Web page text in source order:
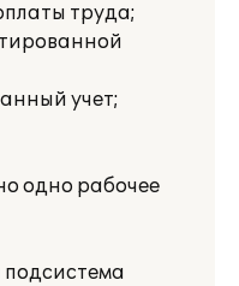
труда;
учет;
одно рабочее